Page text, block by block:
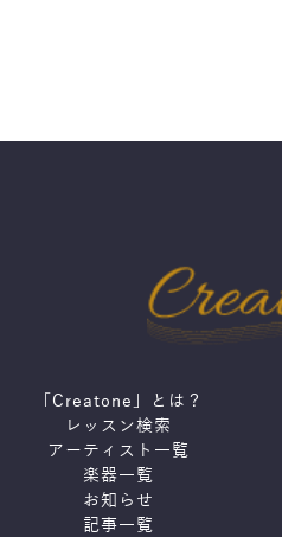
「Creatone」とは？
レッスン検索
アーティスト一覧
楽器一覧
お知らせ
記事一覧